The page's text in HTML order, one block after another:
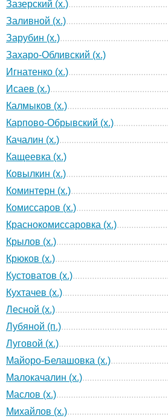
Зазерский (х.)
Заливной (х.)
Зарубин (х.)
Захаро-Обливский (х.)
Игнатенко (х.)
Исаев (х.)
Калмыков (х.)
Карпово-Обрывский (х.)
Качалин (х.)
Кащеевка (х.)
Ковылкин (х.)
Коминтерн (х.)
Комиссаров (х.)
Краснокомиссаровка (х.)
Крылов (х.)
Крюков (х.)
Кустоватов (х.)
Кухтачев (х.)
Лесной (х.)
Лубяной (п.)
Луговой (х.)
Майоро-Белашовка (х.)
Малокачалин (х.)
Маслов (х.)
Михайлов (х.)